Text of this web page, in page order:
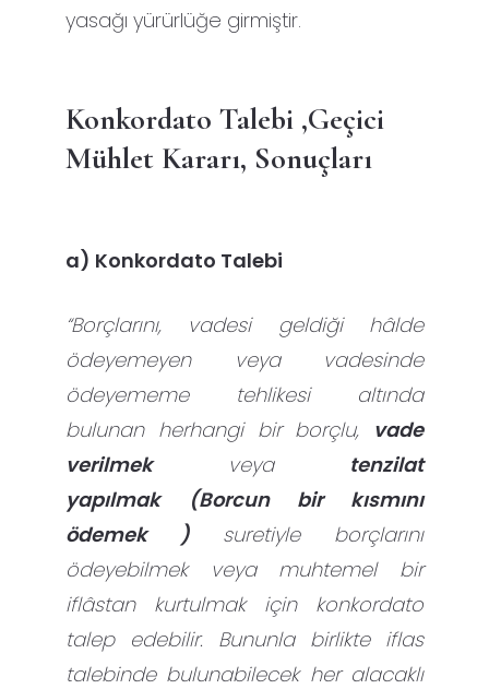
yasağı yürürlüğe girmiştir.
Konkordato Talebi ,Geçici
Mühlet Kararı, Sonuçları
a) Konkordato Talebi
“Borçlarını, vadesi geldiği hâlde
ödeyemeyen veya vadesinde
ödeyememe tehlikesi altında
bulunan herhangi bir borçlu, vade
verilmekveya tenzilat
yapılmak
(Borcun bir kısmını
ödemek )suretiyle borçlarını
ödeyebilmek veya muhtemel bir
iflâstan kurtulmak için konkordato
talep edebilir. Bununla birlikte iflas
talebinde bulunabilecek her alacaklı